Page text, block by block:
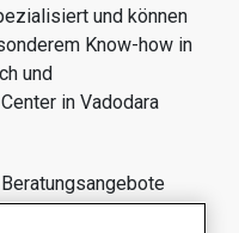
und können
Know-how in
und
in Vadodara
Beratungsangebote